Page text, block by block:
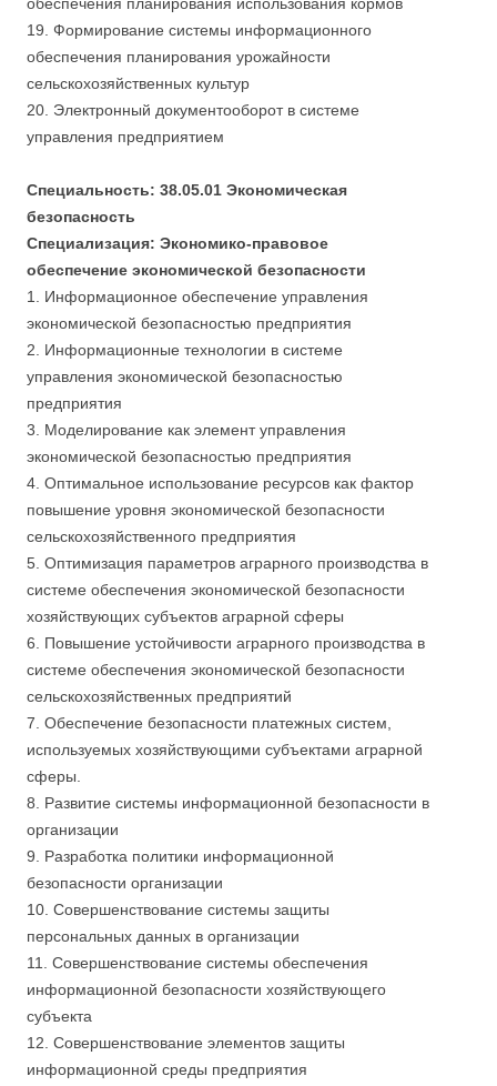
19. Формирование системы информационного
обеспечения планирования урожайности
сельскохозяйственных культур
20. Электронный документооборот в системе
управления предприятием
Специальность: 38.05.01 Экономическая
безопасность
Специализация: Экономико-правовое
обеспечение экономической безопасности
1. Информационное обеспечение управления
экономической безопасностью предприятия
2. Информационные технологии в системе
управления экономической безопасностью
предприятия
3. Моделирование как элемент управления
экономической безопасностью предприятия
4. Оптимальное использование ресурсов как фактор
повышение уровня экономической безопасности
сельскохозяйственного предприятия
5. Оптимизация параметров аграрного производства в
системе обеспечения экономической безопасности
хозяйствующих субъектов аграрной сферы
6. Повышение устойчивости аграрного производства в
системе обеспечения экономической безопасности
сельскохозяйственных предприятий
7. Обеспечение безопасности платежных систем,
используемых хозяйствующими субъектами аграрной
сферы.
8. Развитие системы информационной безопасности в
организации
9. Разработка политики информационной
безопасности организации
10. Совершенствование системы защиты
персональных данных в организации
11. Совершенствование системы обеспечения
информационной безопасности хозяйствующего
субъекта
12. Совершенствование элементов защиты
информационной среды предприятия